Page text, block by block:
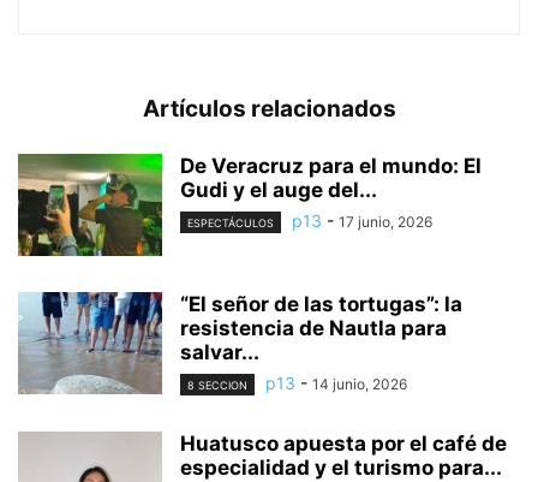
Artículos relacionados
De Veracruz para el mundo: El
Gudi y el auge del...
ESPECTÁCULOS p13 - 17 junio, 2026
“El señor de las tortugas”: la
resistencia de Nautla para
salvar...
8 SECCION p13 - 14 junio, 2026
Huatusco apuesta por el café de
especialidad y el turismo para...